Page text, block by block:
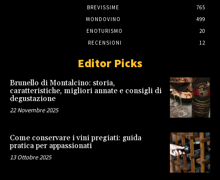
BREVISSIME
765
MONDOVINO
499
ENOTURISMO
20
RECENSIONI
12
Editor Picks
Brunello di Montalcino: storia,
caratteristiche, migliori annate e consigli di
degustazione
22 Novembre 2025
Come conservare i vini pregiati: guida
pratica per appassionati
13 Ottobre 2025